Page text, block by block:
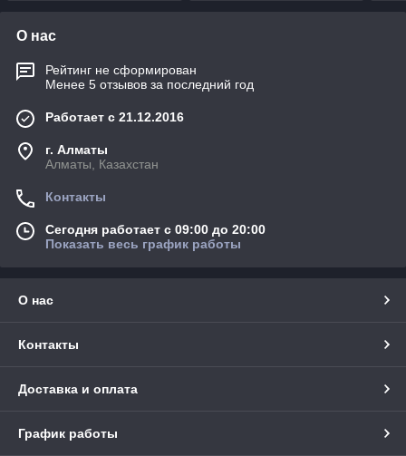
О нас
Рейтинг не сформирован
Менее 5 отзывов за последний год
Работает с 21.12.2016
г. Алматы
Алматы, Казахстан
Контакты
Сегодня работает с 09:00 до 20:00
Показать весь график работы
О нас
Контакты
Доставка и оплата
График работы